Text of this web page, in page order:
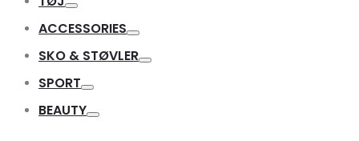
ACCESSORIES
SKO & STØVLER
SPORT
BEAUTY